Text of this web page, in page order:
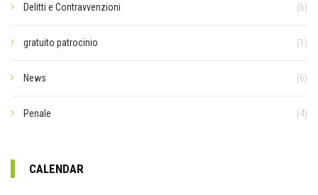
Delitti e Contravvenzioni (6)
gratuito patrocinio (1)
News (6)
Penale (4)
CALENDAR